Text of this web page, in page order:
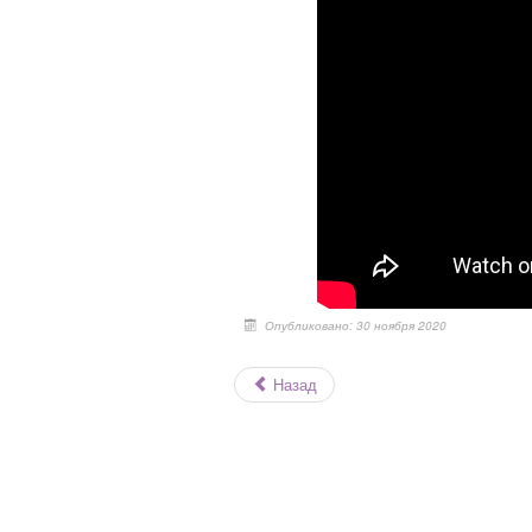
Опубликовано: 30 ноября 2020
Назад